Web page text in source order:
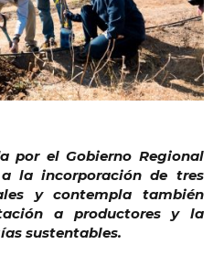
por el Gobierno Regional
la incorporación de tres
y contempla también
a productores y la
sustentables.